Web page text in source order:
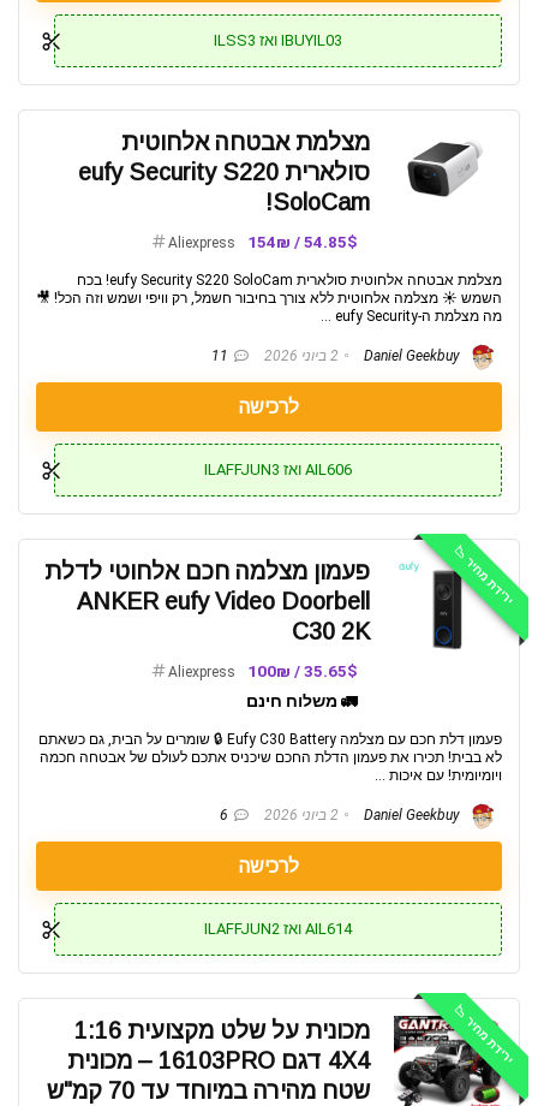
IBUYIL03 ואז ILSS3
מצלמת אבטחה אלחוטית
סולארית eufy Security S220
SoloCam!
54.85$ / 154₪
Aliexpress
מצלמת אבטחה אלחוטית סולארית eufy Security S220 SoloCam! בכח
השמש ☀️ מצלמה אלחוטית ללא צורך בחיבור חשמל, רק וויפי ושמש וזה הכל! 🎥
מה מצלמת ה-eufy Security ...
2 ביוני 2026 11
לרכישה
AIL606 ואז ILAFFJUN3
ירידת מחיר 📉
פעמון מצלמה חכם אלחוטי לדלת
ANKER eufy Video Doorbell
C30 2K
35.65$ / 100₪
Aliexpress
🚛 משלוח חינם
פעמון דלת חכם עם מצלמה Eufy C30 Battery 🔒 שומרים על הבית, גם כשאתם
לא בבית! תכירו את פעמון הדלת החכם שיכניס אתכם לעולם של אבטחה חכמה
ויומיומית! עם איכות ...
2 ביוני 2026 6
לרכישה
AIL614 ואז ILAFFJUN2
ירידת מחיר 📉
מכונית על שלט מקצועית 1:16
4X4 דגם 16103PRO – מכונית
שטח מהירה במיוחד עד 70 קמ"ש